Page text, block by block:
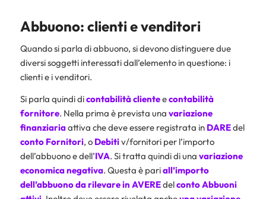
Abbuono: clienti e venditori
Quando si parla di abbuono, si devono distinguere due
diversi soggetti interessati dall’elemento in questione: i
clienti e i venditori.
Si parla quindi dicontabilità clienteecontabilità
fornitore. Nella prima è prevista una variazione
finanziariaattiva che deve essere registrata in DAREdel
conto Fornitori, o Debitiv/fornitori per l’importo
dell’abbuono e dell’IVA. Si tratta quindi di una variazione
economica negativa. Questa è pariall’importo
dell’abbuono da rilevare in AVEREdelcontoAbbuoni